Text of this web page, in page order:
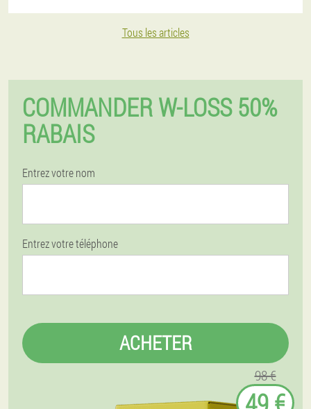
Tous les articles
COMMANDER W-LOSS 50%
RABAIS
Entrez votre nom
Entrez votre téléphone
ACHETER
98 €